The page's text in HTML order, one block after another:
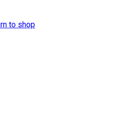
to shop